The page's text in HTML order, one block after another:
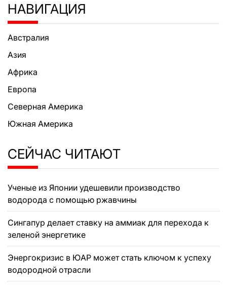
НАВИГАЦИЯ
Австралия
Азия
Африка
Европа
Северная Америка
Южная Америка
СЕЙЧАС ЧИТАЮТ
Ученые из Японии удешевили производство
водорода с помощью ржавчины
Сингапур делает ставку на аммиак для перехода к
зеленой энергетике
Энергокризис в ЮАР может стать ключом к успеху
водородной отрасли